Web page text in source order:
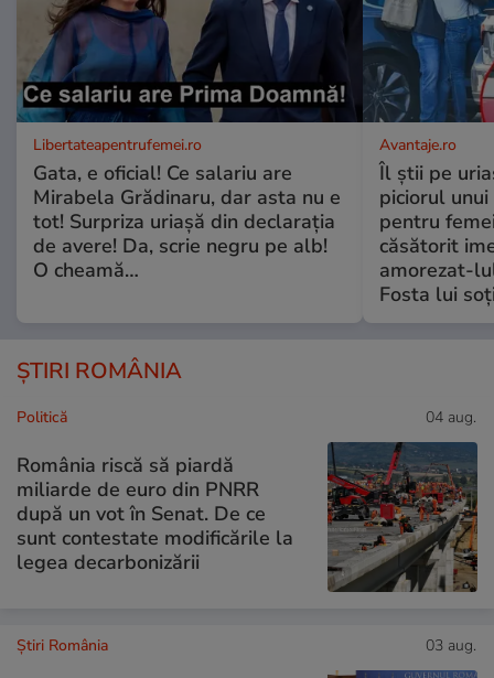
Libertateapentrufemei.ro
Gata, e oficial! Ce salariu are
Mirabela Grădinaru, dar asta nu e
tot! Surpriza uriașă din declarația
de avere! Da, scrie negru pe alb!
O cheamă…
Avantaje.ro
Îl știi pe
piciorul
pentru
căsătorit
amorezat-
Fosta lui
ȘTIRI ROMÂNIA
Politică 04 aug.
România riscă să piardă
miliarde de euro din PNRR
după un vot în Senat. De ce
sunt contestate modificările la
legea decarbonizării
Știri România 03 aug.